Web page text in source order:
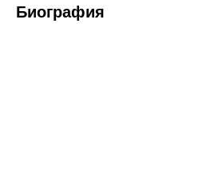
Биография